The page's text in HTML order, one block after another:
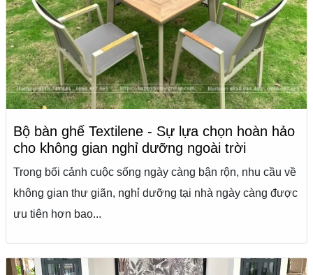
Bộ bàn ghế Textilene - Sự lựa chọn hoàn hảo
cho không gian nghỉ dưỡng ngoài trời
Trong bối cảnh cuộc sống ngày càng bận rộn, nhu cầu về
không gian thư giãn, nghỉ dưỡng tại nhà ngày càng được
ưu tiên hơn bao...